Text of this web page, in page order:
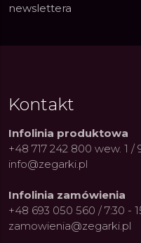
newslettera
Kontakt
Infolinia produktowa
+48 717 242 800 wew. 1 /
info@zegarki.pl
Infolinia zamówienia
+48 693 050 560 / 7:30 -
zamowienia@zegarki.pl